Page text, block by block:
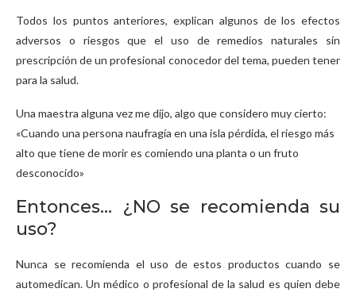
Todos los puntos anteriores, explican algunos de los efectos
adversos o riesgos que el uso de remedios naturales sin
prescripción de un profesional conocedor del tema, pueden tener
para la salud.
Una maestra alguna vez me dijo, algo que considero muy cierto:
«Cuando una persona naufragía en una isla pérdida, el riesgo más
alto que tiene de morir es comiendo una planta o un fruto
desconocido»
Entonces… ¿NO se recomienda su
uso?
Nunca se recomienda el uso de estos productos cuando se
automedican. Un médico o profesional de la salud es quien debe